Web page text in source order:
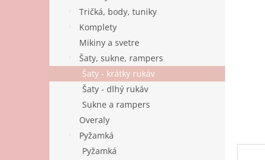
Tričká, body, tuniky
Komplety
Mikiny a svetre
Šaty, sukne, rampers
Šaty - krátky rukáv
Šaty - dlhý rukáv
Sukne a rampers
Overaly
Pyžamká
Pyžamká